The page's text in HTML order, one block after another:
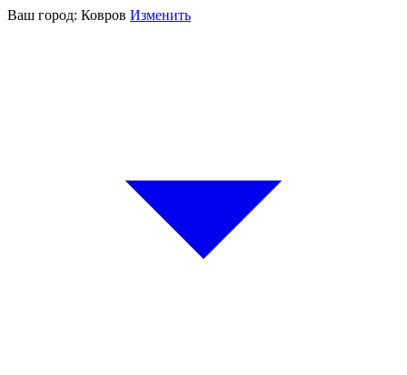
Ваш город: Ковров Изменить